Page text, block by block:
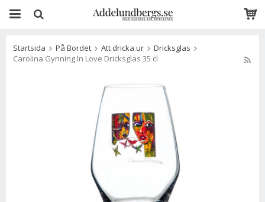
Startsida På Bordet Att dricka ur
Dricksglas
Carolina Gynning In Love Dricksglas 35 cl